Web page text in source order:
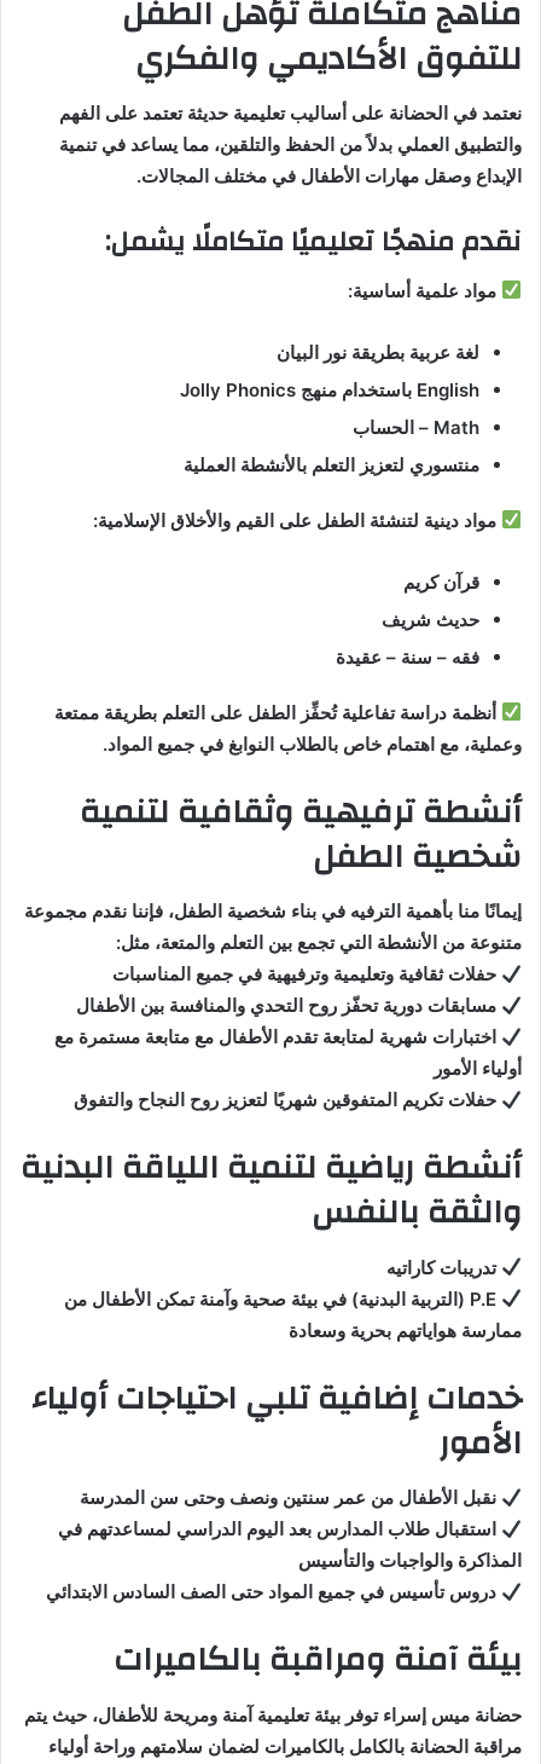
مناهج متكاملة تؤهل الطفل
للتفوق الأكاديمي والفكري
نعتمد في الحضانة على أساليب تعليمية حديثة تعتمد على الفهم
والتطبيق العملي بدلاً من الحفظ والتلقين، مما يساعد في تنمية
الإبداع وصقل مهارات الأطفال في مختلف المجالات.
نقدم منهجًا تعليميًا متكاملًا يشمل:
مواد علمية أساسية:
لغة عربية بطريقة نور البيان
English باستخدام منهج Jolly Phonics
Math – الحساب
منتسوري لتعزيز التعلم بالأنشطة العملية
مواد دينية لتنشئة الطفل على القيم والأخلاق الإسلامية:
قرآن كريم
حديث شريف
فقه – سنة – عقيدة
أنظمة دراسة تفاعلية تُحفِّز الطفل على التعلم بطريقة ممتعة
وعملية، مع اهتمام خاص بالطلاب النوابغ في جميع المواد.
أنشطة ترفيهية وثقافية لتنمية
شخصية الطفل
إيمانًا منا بأهمية الترفيه في بناء شخصية الطفل، فإننا نقدم مجموعة
متنوعة من الأنشطة التي تجمع بين التعلم والمتعة، مثل:
حفلات ثقافية وتعليمية وترفيهية في جميع المناسبات
مسابقات دورية تحفّز روح التحدي والمنافسة بين الأطفال
اختبارات شهرية لمتابعة تقدم الأطفال مع متابعة مستمرة مع
أولياء الأمور
حفلات تكريم المتفوقين شهريًا لتعزيز روح النجاح والتفوق
أنشطة رياضية لتنمية اللياقة البدنية
والثقة بالنفس
تدريبات كاراتيه
P.E (التربية البدنية) في بيئة صحية وآمنة تمكن الأطفال من
ممارسة هواياتهم بحرية وسعادة
خدمات إضافية تلبي احتياجات أولياء
الأمور
نقبل الأطفال من عمر سنتين ونصف وحتى سن المدرسة
استقبال طلاب المدارس بعد اليوم الدراسي لمساعدتهم في
المذاكرة والواجبات والتأسيس
دروس تأسيس في جميع المواد حتى الصف السادس الابتدائي
بيئة آمنة ومراقبة بالكاميرات
حضانة ميس إسراء توفر بيئة تعليمية آمنة ومريحة للأطفال، حيث يتم
مراقبة الحضانة بالكامل بالكاميرات لضمان سلامتهم وراحة أولياء